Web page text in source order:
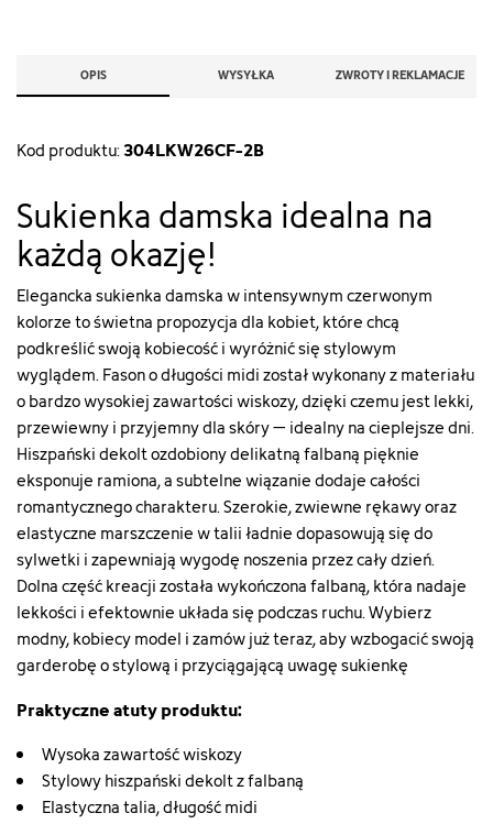
OPIS WYSYŁKA ZWROTY I REKLAMACJE
Kod produktu:304LKW26CF-2B
Sukienka damska idealna na
każdą okazję!
Elegancka sukienka damska w intensywnym czerwonym
kolorze to świetna propozycja dla kobiet, które chcą
podkreślić swoją kobiecość i wyróżnić się stylowym
wyglądem. Fason o długości midi został wykonany z materiału
o bardzo wysokiej zawartości wiskozy, dzięki czemu jest lekki,
przewiewny i przyjemny dla skóry – idealny na cieplejsze dni.
Hiszpański dekolt ozdobiony delikatną falbaną pięknie
eksponuje ramiona, a subtelne wiązanie dodaje całości
romantycznego charakteru. Szerokie, zwiewne rękawy oraz
elastyczne marszczenie w talii ładnie dopasowują się do
sylwetki i zapewniają wygodę noszenia przez cały dzień.
Dolna część kreacji została wykończona falbaną, która nadaje
lekkości i efektownie układa się podczas ruchu. Wybierz
modny, kobiecy model i zamów już teraz, aby wzbogacić swoją
garderobę o stylową i przyciągającą uwagę sukienkę
Praktyczne atuty produktu:
Wysoka zawartość wiskozy
Stylowy hiszpański dekolt z falbaną
Elastyczna talia, długość midi